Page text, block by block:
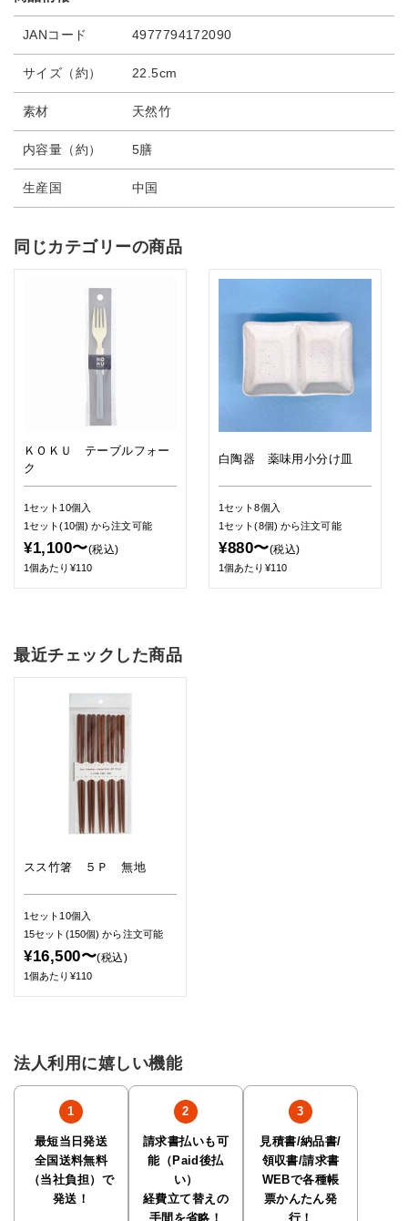
JANコード 4977794172090
サイズ（約） 22.5cm
素材 天然竹
内容量（約） 5膳
生産国 中国
同じカテゴリーの商品
ＫＯＫＵ テーブルフォー
ク
1セット10個入
1セット(10個)から注文可能
¥1,100〜(税込)
1個あたり¥110
白陶器 薬味用小分け皿
1セット8個入
1セット(8個) から注文可能
¥880〜(税込)
1個あたり¥110
最近チェックした商品
スス竹箸 ５Ｐ 無地
1セット10個入
15セット(150個)から注文可能
¥16,500〜(税込)
1個あたり¥110
法人利用に嬉しい機能
最短当日発送
全国送料無料
（当社負担）で
発送！
請求書払いも可
能（Paid後払
い）
経費立て替えの
手間を省略！
見積書/納品書/
領収書/請求書
WEBで各種帳
票かんたん発
行！